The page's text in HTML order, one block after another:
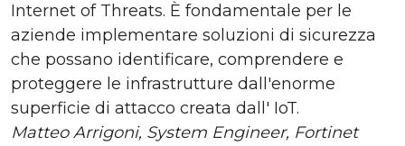
Internet of Threats. È fondamentale per le
aziende implementare soluzioni di sicurezza
che possano identificare, comprendere e
proteggere le infrastrutture dall'enorme
superficie di attacco creata dall' IoT.
Matteo Arrigoni, System Engineer, Fortinet